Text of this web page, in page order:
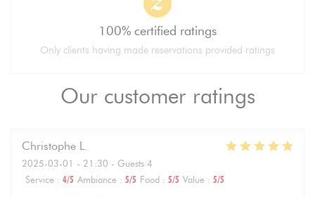
Our customer ratings
Christophe L
2025-03-01 - 21:30 - Guests 4
Service : 4/5 Ambiance : 5/5 Food : 5/5 Value : 5/5
100% certified ratings
Only clients having made reservations provided ratings